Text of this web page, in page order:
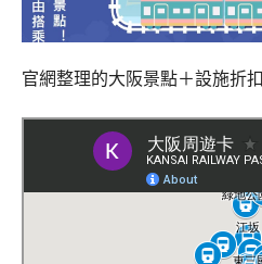
官網整理的大阪景點＋設施折扣